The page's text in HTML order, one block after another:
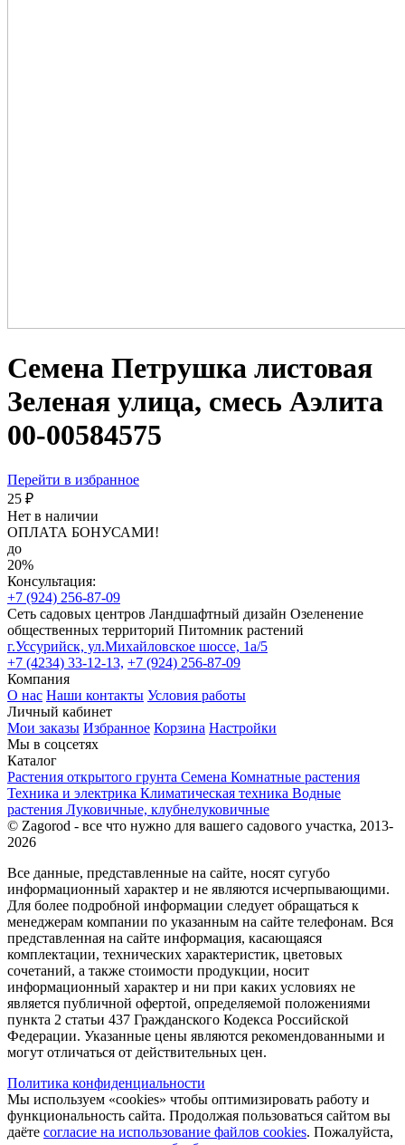
Семена Петрушка листовая
Зеленая улица, смесь Аэлита
00-00584575
Перейти в избранное
25 ₽
Нет в наличии
ОПЛАТА БОНУСАМИ!
до
20%
Консультация:
+7 (924) 256-87-09
Сеть садовых центров Ландшафтный дизайн Озеленение
общественных территорий Питомник растений
г.Уссурийск, ул.Михайловское шоссе, 1а/5
+7 (4234) 33-12-13, +7 (924) 256-87-09
Компания
О нас Наши контакты Условия работы
Личный кабинет
Мои заказы Избранное Корзина Настройки
Мы в соцсетях
Каталог
Растения открытого грунта Семена Комнатные растения
Техника и электрика Климатическая техника Водные
растения Луковичные, клубнелуковичные
© Zagorod - все что нужно для вашего садового участка, 2013-
2026
Все данные, представленные на сайте, носят сугубо
информационный характер и не являются исчерпывающими.
Для более подробной информации следует обращаться к
менеджерам компании по указанным на сайте телефонам. Вся
представленная на сайте информация, касающаяся
комплектации, технических характеристик, цветовых
сочетаний, а также стоимости продукции, носит
информационный характер и ни при каких условиях не
является публичной офертой, определяемой положениями
пункта 2 статьи 437 Гражданского Кодекса Российской
Федерации. Указанные цены являются рекомендованными и
могут отличаться от действительных цен.
Политика конфиденциальности
Мы используем «cookies» чтобы оптимизировать работу и
функциональность сайта. Продолжая пользоваться сайтом вы
даёте согласие на использование файлов cookies. Пожалуйста,